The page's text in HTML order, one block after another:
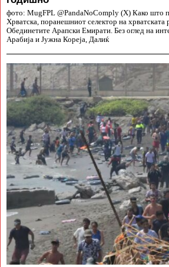
фото: MugFPL @PandaNoComply (X) Како што
Хрватска, поранешниот селектор на хрватската
Обединетите Арапски Емирати. Без оглед на
Арабија и Јужна Кореја, Далиќ